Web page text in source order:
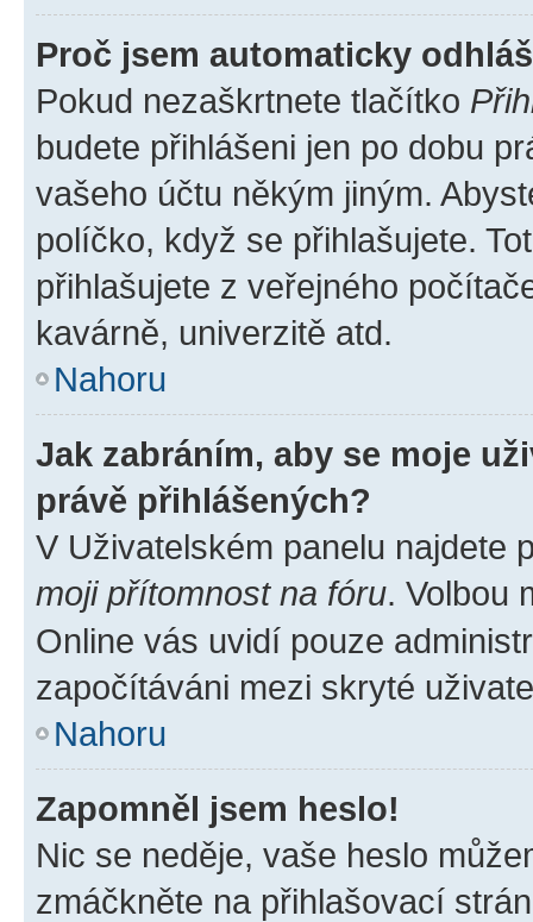
Proč jsem automaticky
Pokud nezaškrtnete tlačítko
budete přihlášeni jen po dobu
vašeho účtu někým jiným.
políčko, když se přihlašujete.
přihlašujete z veřejného
kavárně, univerzitě atd.
Nahoru
Jak zabráním, aby se moje
právě přihlášených?
V Uživatelském panelu najdete
moji přítomnost na fóru. Volbou
Online vás uvidí pouze
započítáváni mezi skryté
Nahoru
Zapomněl jsem heslo!
Nic se neděje, vaše heslo
zmáčkněte na přihlašovací